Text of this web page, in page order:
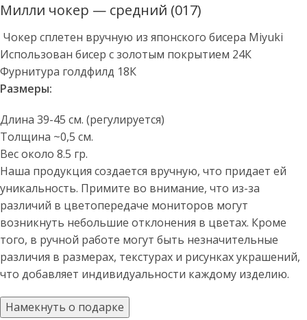
Милли чокер — средний (017)
Чокер сплетен вручную из японского бисера Miyuki
Использован бисер с золотым покрытием 24К
Фурнитура голдфилд 18К
Размеры:
Длина 39-45 см. (регулируется)
Толщина ~0,5 см.
Вес около 8.5 гр.
Наша продукция создается вручную, что придает ей
уникальность. Примите во внимание, что из-за
различий в цветопередаче мониторов могут
возникнуть небольшие отклонения в цветах. Кроме
того, в ручной работе могут быть незначительные
различия в размерах, текстурах и рисунках украшений,
что добавляет индивидуальности каждому изделию.
Намекнуть о подарке